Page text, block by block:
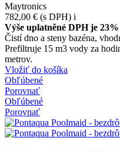
Maytronics
782,00 € (s DPH) i
Výše uplatněné DPH je
Čistí dno a steny bazéna,
Prefiltruje 15 m3 vody za
metrov.
Vložiť do košíka
Obľúbené
Porovnať
Obľúbené
Porovnať